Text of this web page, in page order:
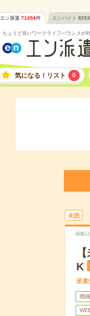
エン派遣 71454件 エンバイト
ちょうど良いワークライフバランスが
気になる！リスト 0
未読
掲載日
K
派遣
職